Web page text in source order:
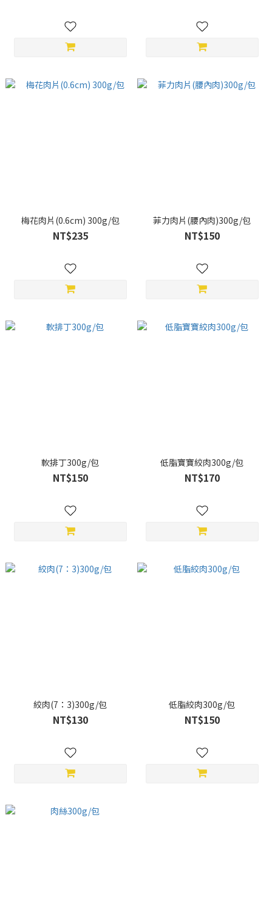
梅花肉片(0.6cm) 300g/包
NT$235
菲力肉片(腰內肉)300g/包
NT$150
軟排丁300g/包
NT$150
低脂寶寶絞肉300g/包
NT$170
絞肉(7：3)300g/包
NT$130
低脂絞肉300g/包
NT$150